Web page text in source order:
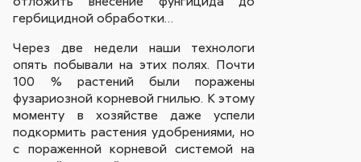
гербицидной обработки…
Через две недели наши технологи
опять побывали на этих полях. Почти
100 % растений были поражены
фузариозной корневой гнилью. К этому
моменту в хозяйстве даже успели
подкормить растения удобрениями, но
с пораженной корневой системой на